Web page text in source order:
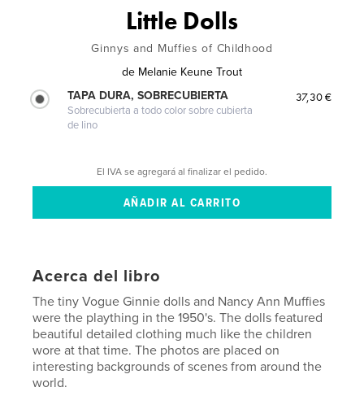
Little Dolls
Ginnys and Muffies of Childhood
de Melanie Keune Trout
TAPA DURA, SOBRECUBIERTA
Sobrecubierta a todo color sobre cubierta
de lino
37,30 €
El IVA se agregará al finalizar el pedido.
Acerca del libro
The tiny Vogue Ginnie dolls and Nancy Ann Muffies
were the plaything in the 1950's. The dolls featured
beautiful detailed clothing much like the children
wore at that time. The photos are placed on
interesting backgrounds of scenes from around the
world.